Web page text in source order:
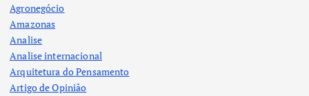
Agronegócio
Amazonas
Analise
Analise internacional
Arquitetura do Pensamento
Artigo de Opinião